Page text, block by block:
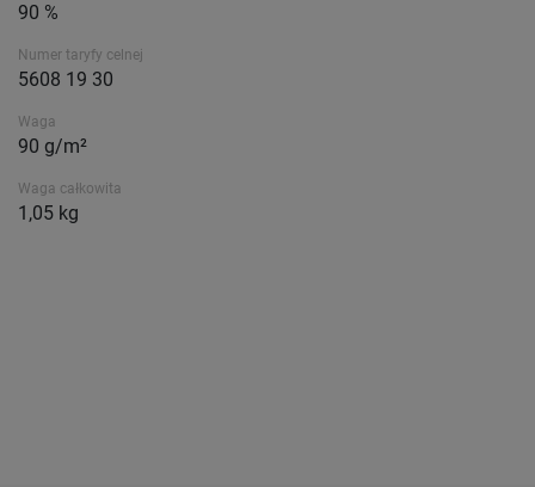
90 %
Numer taryfy celnej
5608 19 30
Waga
90 g/m²
Waga całkowita
1,05 kg